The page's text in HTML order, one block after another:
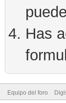
Has
Equipo del foro